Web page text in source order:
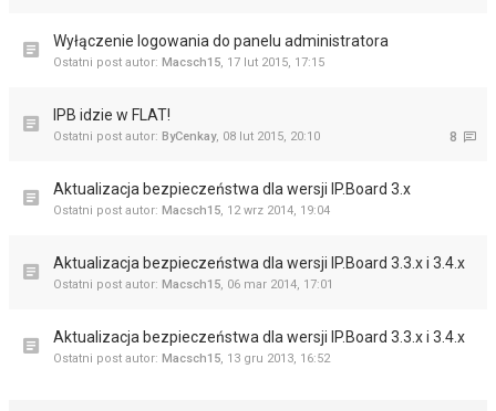
Wyłączenie logowania do panelu administratora
Ostatni post autor: Macsch15, 17 lut 2015, 17:15
IPB idzie w FLAT!
8
Ostatni post autor: ByCenkay, 08 lut 2015, 20:10
Aktualizacja bezpieczeństwa dla wersji IP.Board 3.x
Ostatni post autor: Macsch15, 12 wrz 2014, 19:04
Aktualizacja bezpieczeństwa dla wersji IP.Board 3.3.x i 3.4.x
Ostatni post autor: Macsch15, 06 mar 2014, 17:01
Aktualizacja bezpieczeństwa dla wersji IP.Board 3.3.x i 3.4.x
Ostatni post autor: Macsch15, 13 gru 2013, 16:52